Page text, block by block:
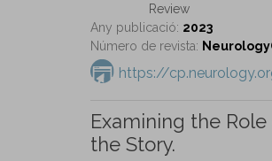
Review
Any publicació: 2023
Número de revista:
https://
Examining the
the Story.